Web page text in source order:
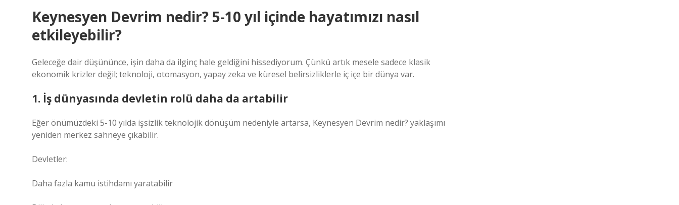
Keynesyen Devrim nedir? 5-10 yıl içinde hayatımızı nasıl
etkileyebilir?
Geleceğe dair düşününce, işin daha da ilginç hale geldiğini hissediyorum. Çünkü artık mesele sadece klasik
ekonomik krizler değil; teknoloji, otomasyon, yapay zeka ve küresel belirsizliklerle iç içe bir dünya var.
1. İş dünyasında devletin rolü daha da artabilir
Eğer önümüzdeki 5-10 yılda işsizlik teknolojik dönüşüm nedeniyle artarsa, Keynesyen Devrim nedir? yaklaşımı
yeniden merkez sahneye çıkabilir.
Devletler:
Daha fazla kamu istihdamı yaratabilir